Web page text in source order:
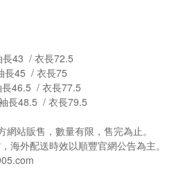
長43 / 衣長72.5
長45 / 衣長75
46.5 / 衣長77.5
長48.5 / 衣長79.5
網站販售，數量有限，售完為止。
海外配送時效以順豐官網公告為主。